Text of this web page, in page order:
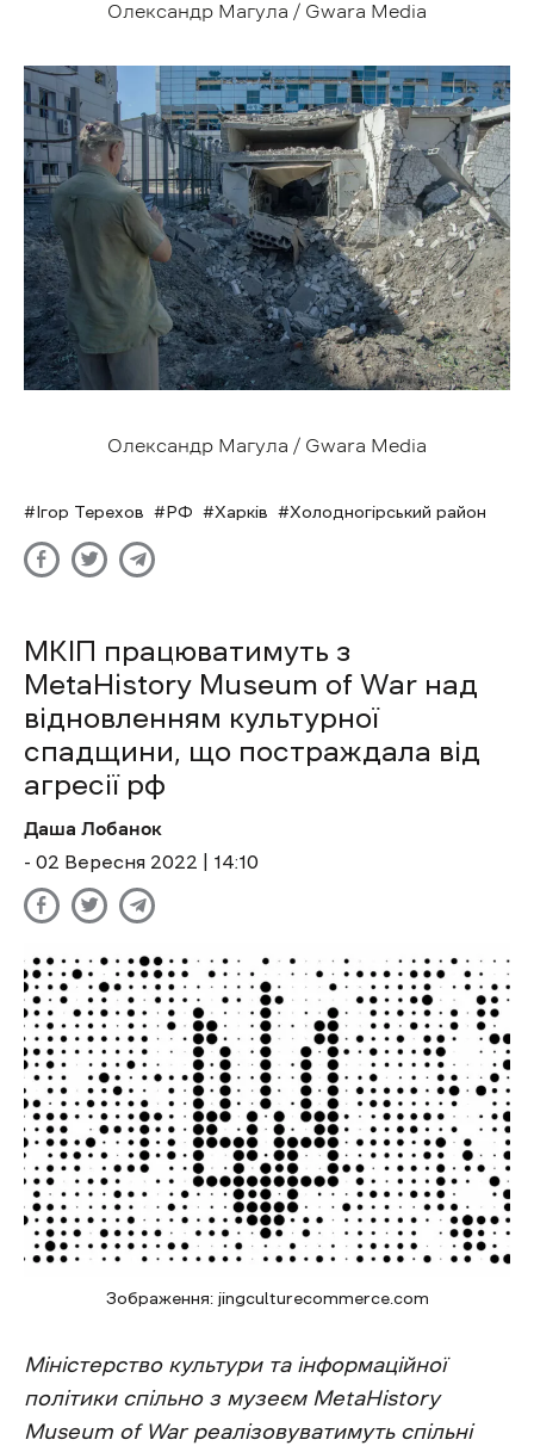
Олександр Магула / Gwara Media
Олександр Магула / Gwara Media
Ігор Терехов РФ Харків Холодногірський район
МКІП працюватимуть з
MetaHistory Museum of War над
відновленням культурної
спадщини, що постраждала від
агресії рф
Даша Лобанок
- 02 Вересня 2022 | 14:10
Зображення: jingculturecommerce.com
Міністерство культури та інформаційної
політики спільно з музеєм MetaHistory
Museum of War реалізовуватимуть спільні